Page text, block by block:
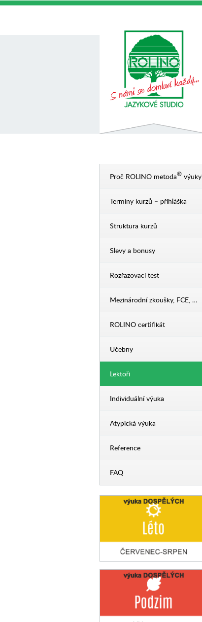
Proč ROLINO metoda®
Termíny kurzů – přihláška
Struktura kurzů
Slevy a bonusy
Rozřazovací test
Mezinárodní zkoušky, FCE, …
ROLINO certifikát
Učebny
Lektoři
Individuální výuka
Atypická výuka
Reference
FAQ